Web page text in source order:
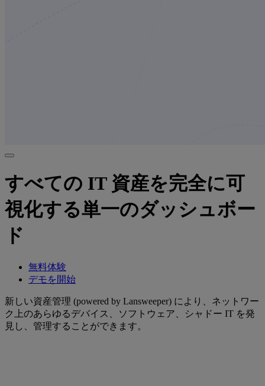
すべての IT 資産を完全に可
視化する単一のダッシュボー
ド
無料体験
デモを開始
新しい資産管理 (powered by Lansweeper) により、ネットワー
ク上のあらゆるデバイス、ソフトウェア、シャドー IT を発
見し、管理することができます。